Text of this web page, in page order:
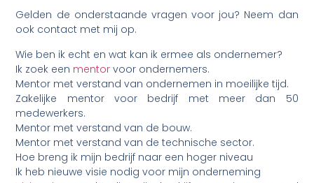
Gelden de onderstaande vragen voor jou? Neem dan
ook contact met mij op.
Wie ben ik echt en wat kan ik ermee als ondernemer?
Ik zoek een mentor voor ondernemers.
Mentor met verstand van ondernemen in moeilijke tijd.
Zakelijke mentor voor bedrijf met meer dan 50
medewerkers.
Mentor met verstand van de bouw.
Mentor met verstand van de technische sector.
Hoe breng ik mijn bedrijf naar een hoger niveau
Ik heb nieuwe visie nodig voor mijn onderneming